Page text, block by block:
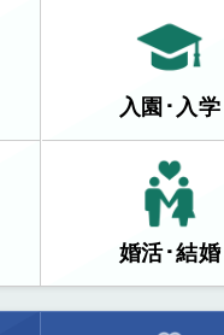
入園･入学
婚活･結婚